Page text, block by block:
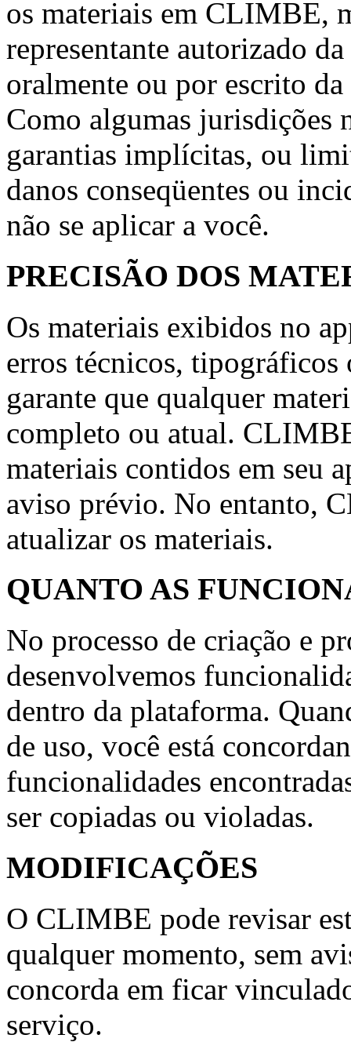
os materiais em CLIMBE,
representante autorizado
oralmente ou por escrito
Como algumas jurisdições
garantias implícitas, ou
danos conseqüentes ou
não se aplicar a você.
PRECISÃO DOS
Os materiais exibidos no
erros técnicos,
garante que qualquer
completo ou atual.
materiais contidos em seu
aviso prévio. No entanto,
atualizar os materiais.
QUANTO AS
No processo de criação e
desenvolvemos
dentro da plataforma.
de uso, você está
funcionalidades
ser copiadas ou violadas.
MODIFICAÇÕES
O CLIMBE pode revisar
qualquer momento, sem
concorda em ficar
serviço.